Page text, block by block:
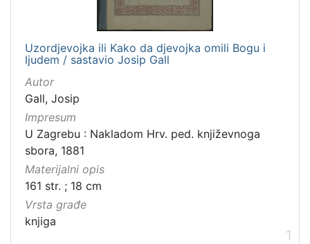
Knjige za djecu i mladež
Uzordjevojka ili Kako da djevojka omili Bogu i
ljudem / sastavio Josip Gall
Autor
Gall, Josip
Impresum
U Zagrebu : Nakladom Hrv. ped. književnoga
sbora, 1881
Materijalni opis
161 str. ; 18 cm
Vrsta građe
knjiga
1